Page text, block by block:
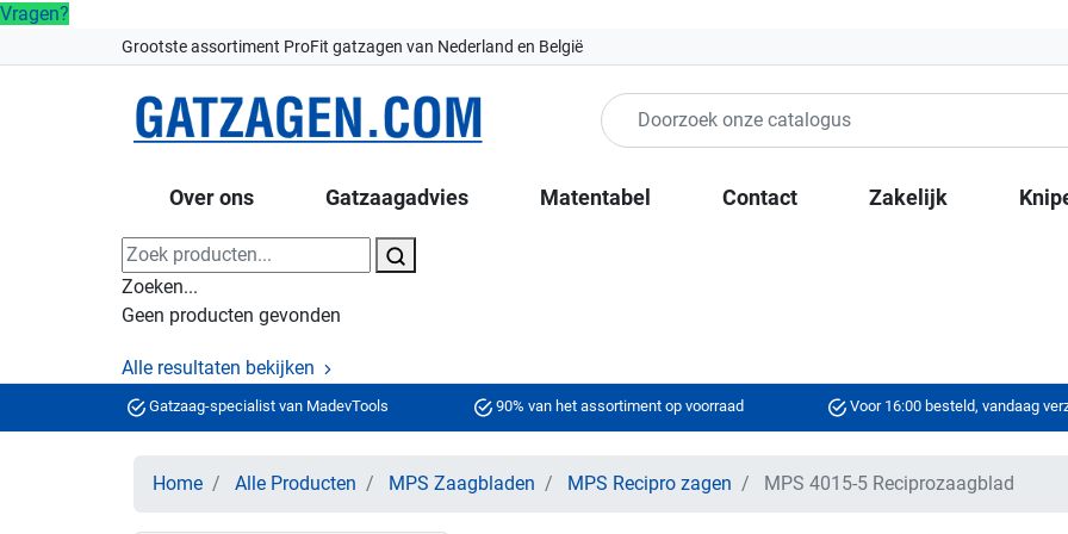
Vragen?
Grootste assortiment ProFit gatzagen van Nederland en België
Over ons Gatzaagadvies Matentabel Contact Zakelijk
Zoeken...
Geen producten gevonden
Alle resultaten bekijken
Gatzaag-specialist van MadevTools 90% van het assortiment op voorraad Voor 16:00 besteld, vandaag
Home Alle Producten MPS Zaagbladen MPS Recipro zagen MPS 4015-5 Reciprozaagblad